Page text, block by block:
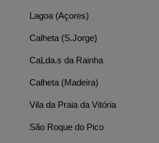
Lagoa (Açores)
Calheta (S.Jorge)
CaLda.s da Rainha
Calheta (Madeira)
Vila da Praia da Vitória
São Roque do Pico